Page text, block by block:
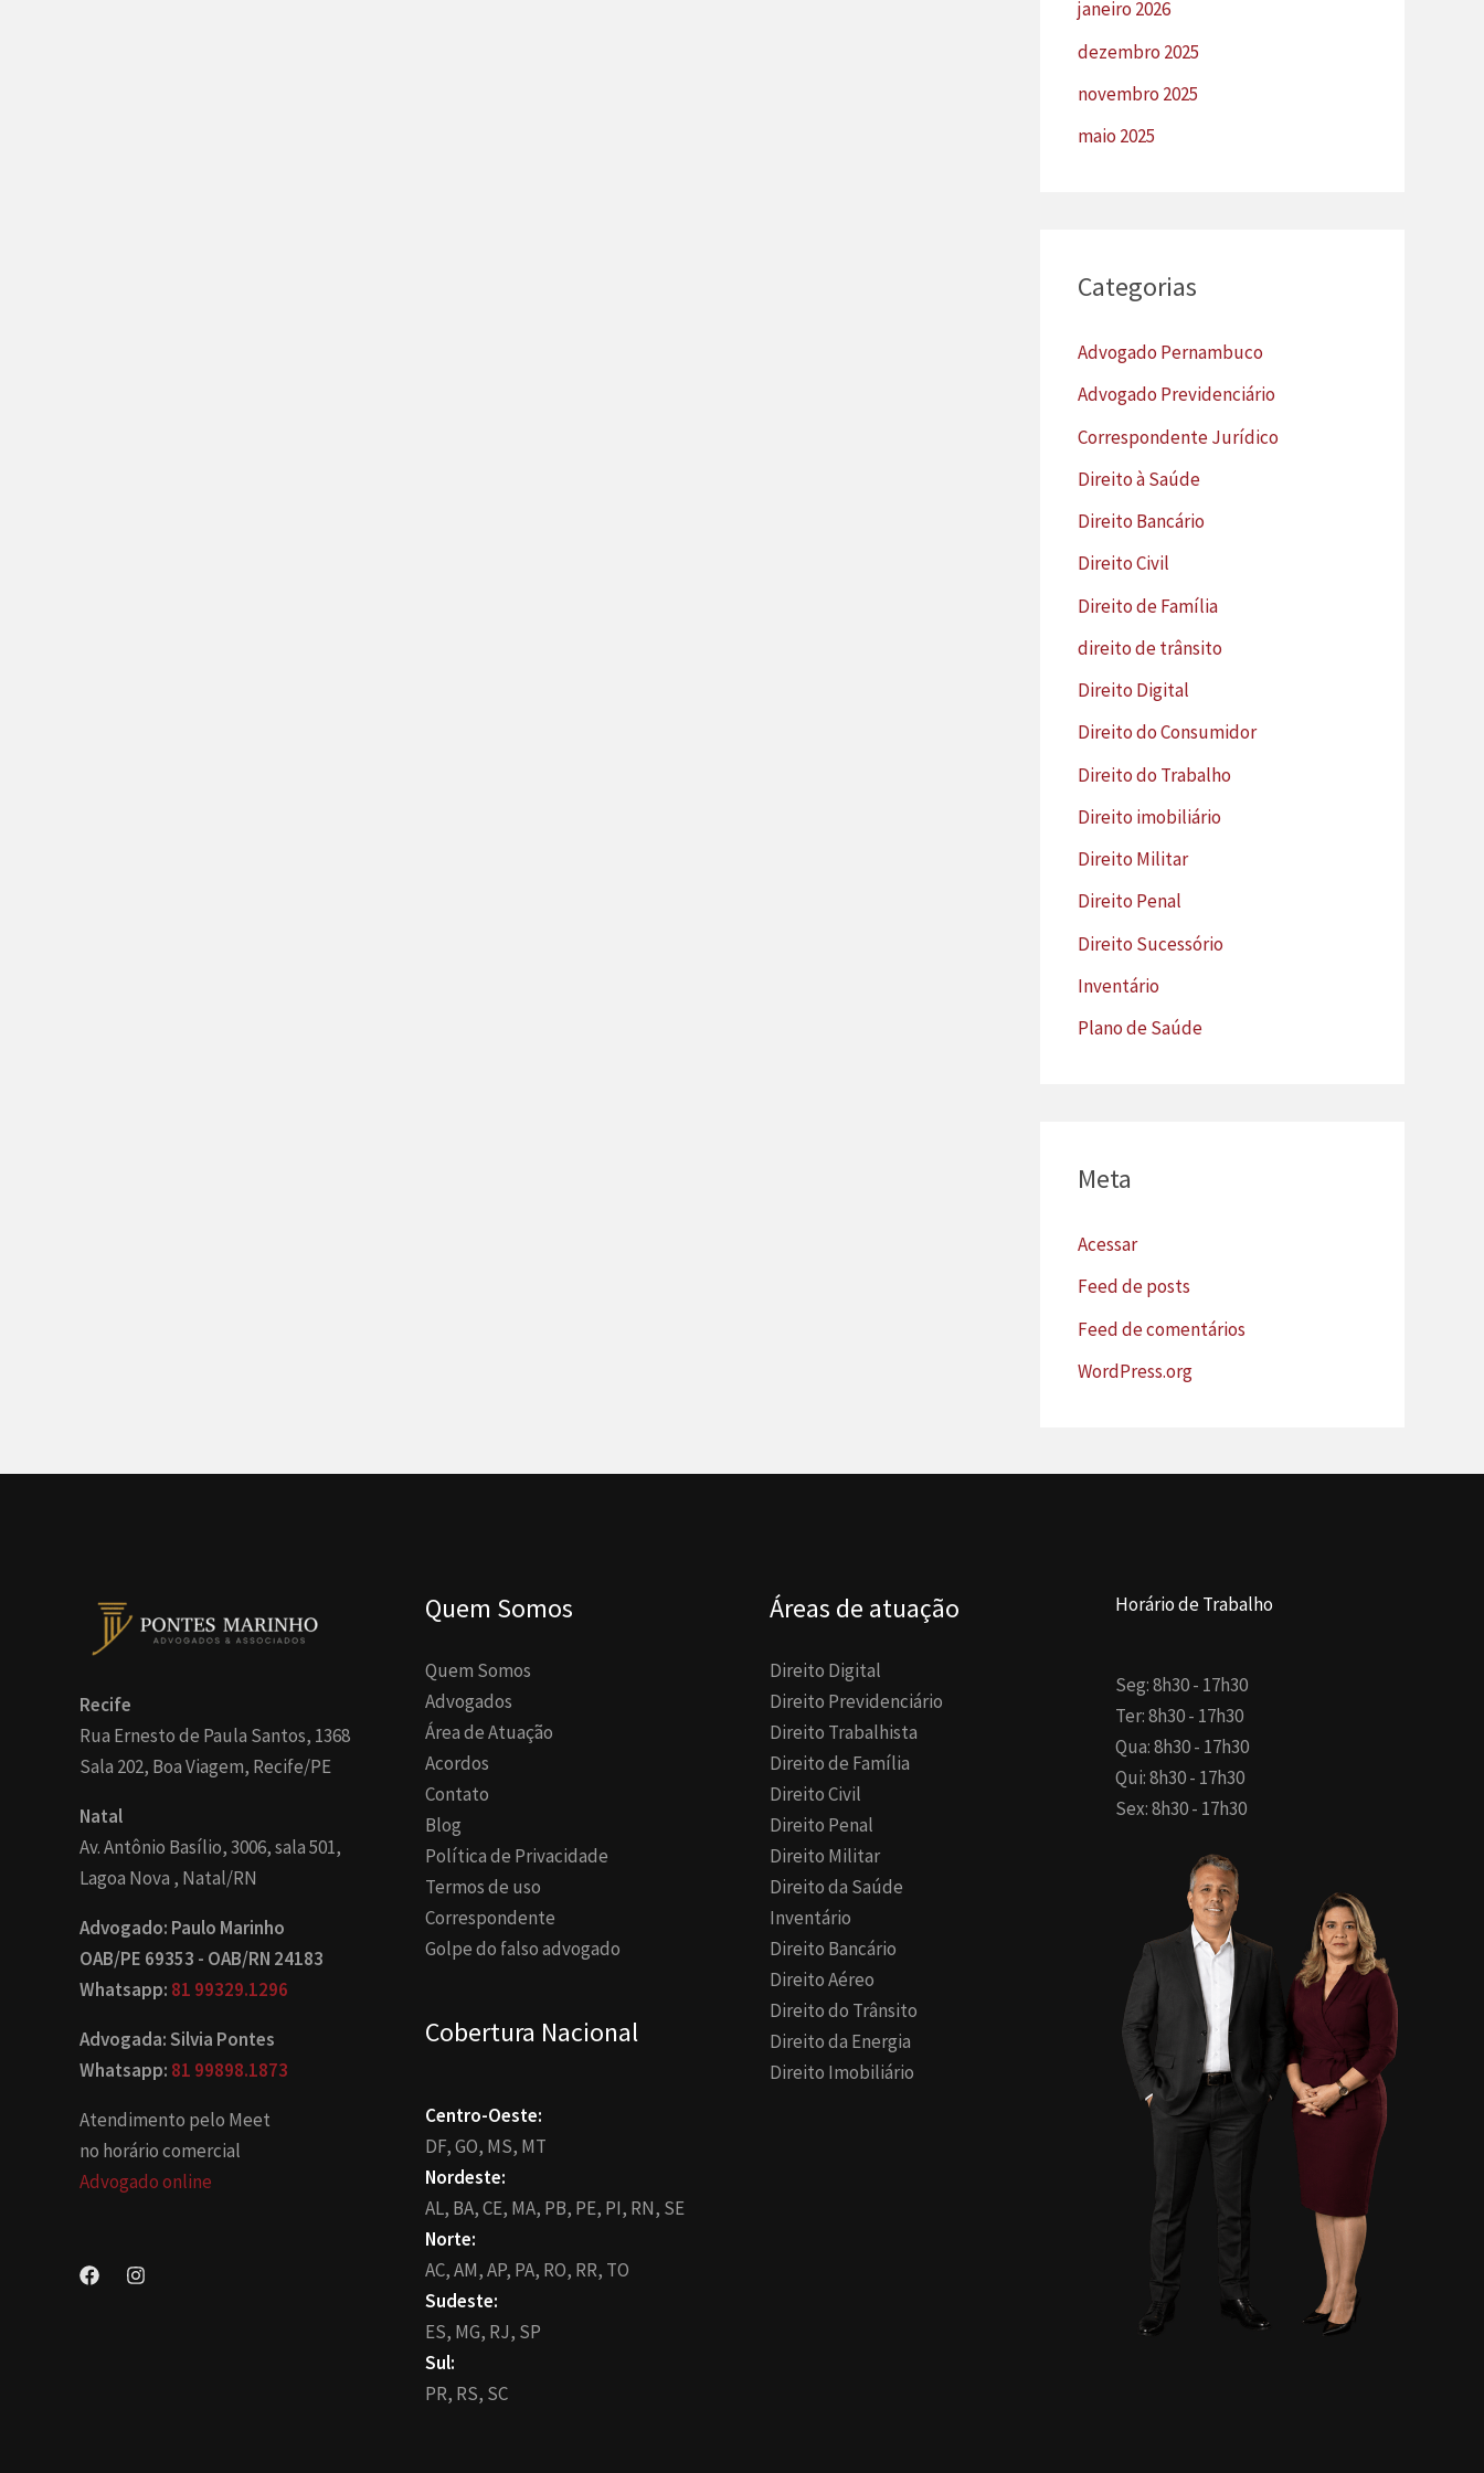
janeiro 2026
dezembro 2025
novembro 2025
maio 2025
Categorias
Advogado Pernambuco
Advogado Previdenciário
Correspondente Jurídico
Direito à Saúde
Direito Bancário
Direito Civil
Direito de Família
direito de trânsito
Direito Digital
Direito do Consumidor
Direito do Trabalho
Direito imobiliário
Direito Militar
Direito Penal
Direito Sucessório
Inventário
Plano de Saúde
Meta
Acessar
Feed de posts
Feed de comentários
WordPress.org
Recife
Rua Ernesto de Paula Santos, 1368
Sala 202, Boa Viagem, Recife/PE
Natal
Av. Antônio Basílio, 3006, sala 501,
Lagoa Nova , Natal/RN
Advogado: Paulo Marinho
OAB/PE 69353 - OAB/RN 24183
Whatsapp: 81 99329.1296
Advogada: Silvia Pontes
Whatsapp: 81 99898.1873
Atendimento pelo Meet
no horário comercial
Advogado online
Quem Somos
Quem Somos
Advogados
Área de Atuação
Acordos
Contato
Blog
Política de Privacidade
Termos de uso
Correspondente
Golpe do falso advogado
Cobertura Nacional
Centro-Oeste:
DF,GO, MS, MT
Nordeste:
AL, BA,CE, MA, PB, PE, PI, RN, SE
Norte:
AC,AM,AP, PA, RO, RR, TO
Sudeste:
ES, MG, RJ, SP
Sul:
PR, RS, SC
Áreas de atuação
Direito Digital
Direito Previdenciário
Direito Trabalhista
Direito de Família
Direito Civil
Direito Penal
Direito Militar
Direito da Saúde
Inventário
Direito Bancário
Direito Aéreo
Direito do Trânsito
Direito da Energia
Direito Imobiliário
Horário de Trabalho
Seg: 8h30 - 17h30
Ter: 8h30 - 17h30
Qua: 8h30 - 17h30
Qui: 8h30 - 17h30
Sex: 8h30 - 17h30